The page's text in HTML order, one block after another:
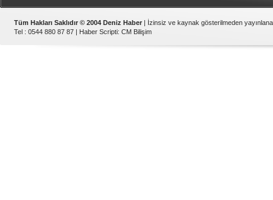
Tüm Hakları Saklıdır © 2004 Deniz Haber | İzinsiz ve kaynak gösterilmeden
Tel : 0544 880 87 87 | Haber Scripti: CM Bilişim